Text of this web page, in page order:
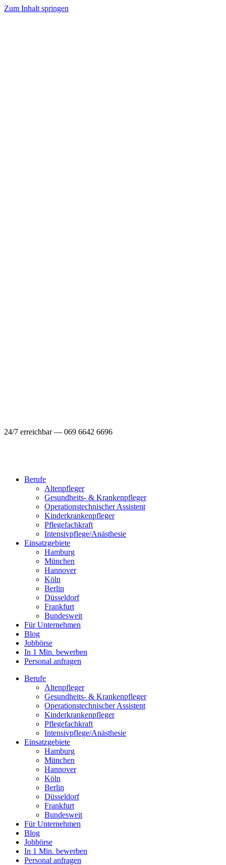
Zum Inhalt springen
24/7 erreichbar — 069 6642 6696
Berufe
Altenpfleger
Gesundheits- & Krankenpfleger
Operationstechnischer Assistent
Kinderkrankenpfleger
Pflegefachkraft
Intensivpflege/Anästhesie
Einsatzgebiete
Hamburg
München
Hannover
Köln
Berlin
Düsseldorf
Frankfurt
Bundesweit
Für Unternehmen
Blog
Jobbörse
In 1 Min. bewerben
Personal anfragen
Berufe
Altenpfleger
Gesundheits- & Krankenpfleger
Operationstechnischer Assistent
Kinderkrankenpfleger
Pflegefachkraft
Intensivpflege/Anästhesie
Einsatzgebiete
Hamburg
München
Hannover
Köln
Berlin
Düsseldorf
Frankfurt
Bundesweit
Für Unternehmen
Blog
Jobbörse
In 1 Min. bewerben
Personal anfragen